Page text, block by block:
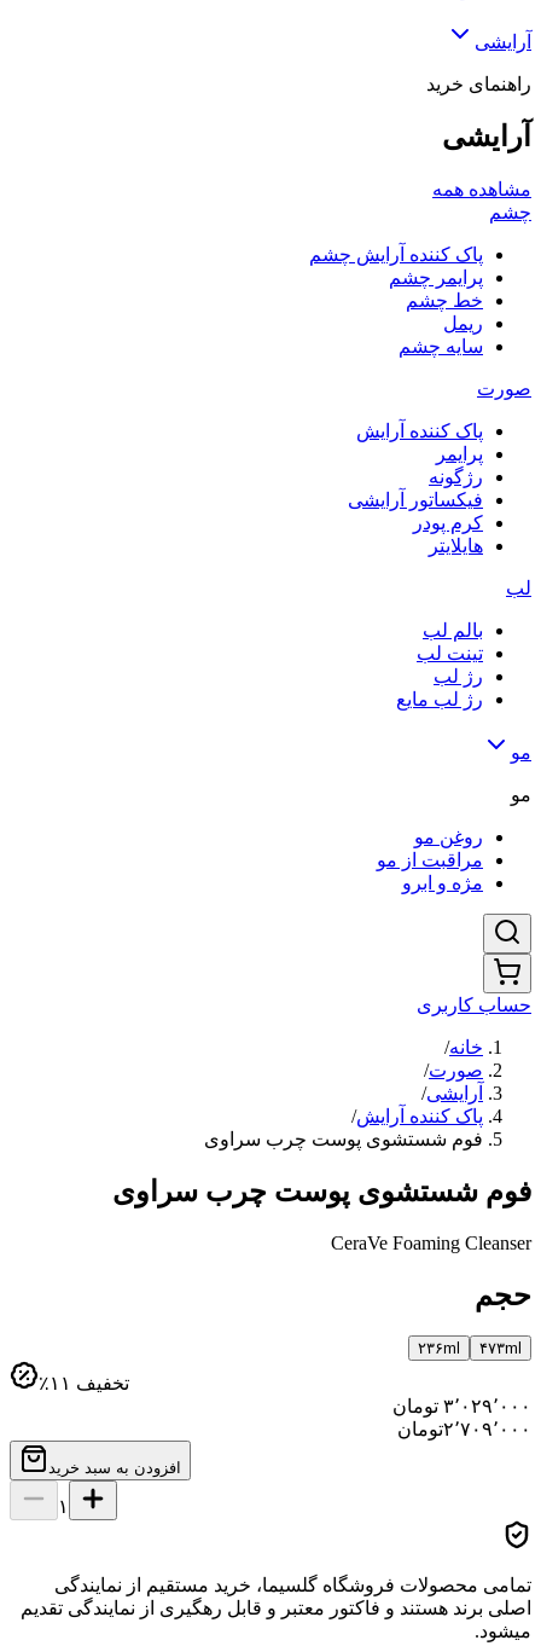
آرایشی
راهنمای خرید
آرایشی
مشاهده همه
چشم
پاک کننده آرایش چشم
پرایمر چشم
خط چشم
ریمل
سایه چشم
صورت
پاک کننده آرایش
پرایمر
رژگونه
فیکساتور آرایشی
کرم پودر
هایلایتر
لب
بالم لب
تینت لب
رژ لب
رژ لب مایع
مو
مو
روغن مو
مراقبت از مو
مژه و ابرو
حساب کاربری
خانه/
صورت/
آرایشی/
پاک کننده آرایش/
فوم شستشوی پوست چرب سراوی
فوم شستشوی پوست چرب سراوی
CeraVe Foaming Cleanser
حجم
۴۷۳ml ۲۳۶ml
٪۱۱ تخفیف
۳٬۰۲۹٬۰۰۰ تومان
۲٬۷۰۹٬۰۰۰تومان
افزودن به سبد خرید
۱
تمامی محصولات فروشگاه گلسیما، خرید مستقیم از نمایندگی
اصلی برند هستند و فاکتور معتبر و قابل رهگیری از نمایندگی تقدیم
میشود.